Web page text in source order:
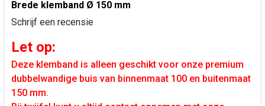
Brede klemband Ø 150 mm
Schrijf een recensie
Let op:
Deze klemband is alleen geschikt voor onze premium
dubbelwandige buis van binnenmaat 100 en buitenmaat
150 mm.